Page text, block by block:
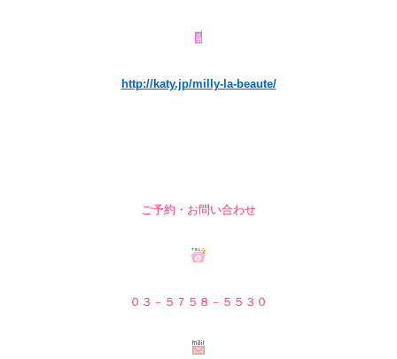
http://katy.jp/milly-la-beaute/
ご予約・お問い合わせ
０３－５７５８－５ ５３０